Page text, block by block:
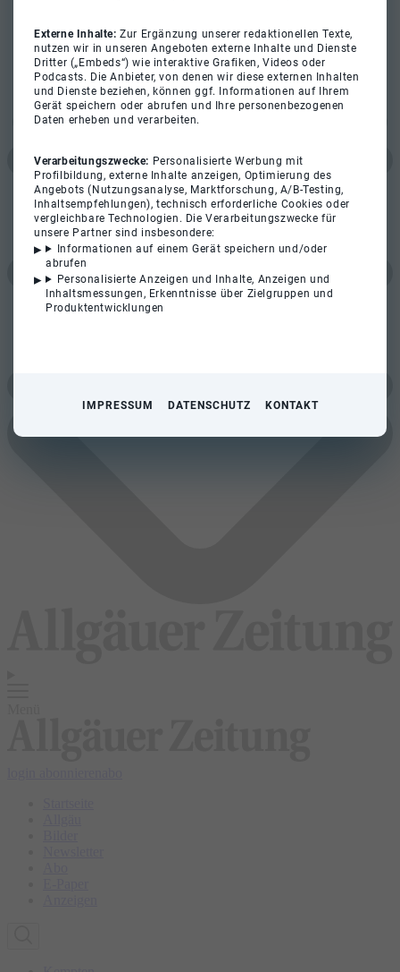
Externe Inhalte:Zur Ergänzung unserer redaktionellen Texte,
nutzen wir in unseren Angeboten externe Inhalte und Dienste
Dritter („Embeds“) wie interaktive Grafiken, Videos oder
Podcasts. Die Anbieter, von denen wir diese externen Inhalten
und Dienste beziehen, können ggf. Informationen auf Ihrem
Gerät speichern oder abrufen und Ihre personenbezogenen
Daten erheben und verarbeiten.
Verarbeitungszwecke: Personalisierte Werbung mit
Profilbildung, externe Inhalte anzeigen, Optimierung des
Angebots (Nutzungsanalyse, Marktforschung, A/B-Testing,
Inhaltsempfehlungen), technisch erforderliche Cookies oder
vergleichbare Technologien. Die Verarbeitungszwecke für
unsere Partner sind insbesondere:
Informationen auf einem Gerät speichern und/oder
abrufen
Personalisierte Anzeigen und Inhalte, Anzeigen und
Inhaltsmessungen, Erkenntnisse über Zielgruppen und
Produktentwicklungen
IMPRESSUM DATENSCHUTZ KONTAKT